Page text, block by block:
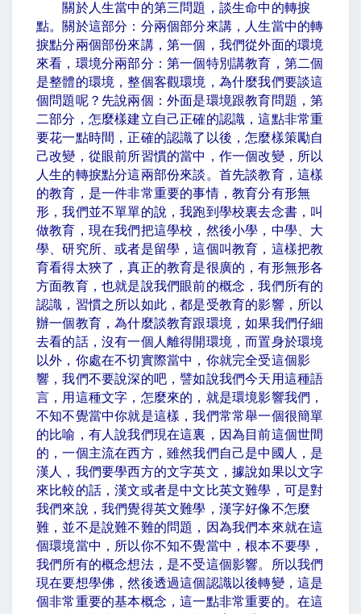
關於人生當中的第三問題，談生命中的轉捩
點。關於這部分：分兩個部分來講，人生當中的轉
捩點分兩個部份來講，第一個，我們從外面的環境
來看，環境分兩部分：第一個特別講教育，第二個
是整體的環境，整個客觀環境，為什麼我們要談這
個問題呢？先說兩個：外面是環境跟教育問題，第
二部分，怎麼樣建立自己正確的認識，這點非常重
要花一點時間，正確的認識了以後，怎麼樣策勵自
己改變，從眼前所習慣的當中，作一個改變，所以
人生的轉捩點分這兩部份來談。首先談教育，這樣
的教育，是一件非常重要的事情，教育分有形無
形，我們並不單單的說，我跑到學校裏去念書，叫
做教育，現在我們把這學校，然後小學，中學、大
學、研究所、或者是留學，這個叫教育，這樣把教
育看得太狹了，真正的教育是很廣的，有形無形各
方面教育，也就是說我們眼前的概念，我們所有的
認識，習慣之所以如此，都是受教育的影響，所以
辦一個教育，為什麼談教育跟環境，如果我們仔細
去看的話，沒有一個人離得開環境，而置身於環境
以外，你處在不切實際當中，你就完全受這個影
響，我們不要說深的吧，譬如說我們今天用這種語
言，用這種文字，怎麼來的，就是環境影響我們，
不知不覺當中你就是這樣，我們常常舉一個很簡單
的比喻，有人說我們現在這裏，因為目前這個世間
的，一個主流在西方，雖然我們自己是中國人，是
漢人，我們要學西方的文字英文，據說如果以文字
來比較的話，漢文或者是中文比英文難學，可是對
我們來說，我們覺得英文難學，漢字好像不怎麼
難，並不是說難不難的問題，因為我們本來就在這
個環境當中，所以你不知不覺當中，根本不要學，
我們所有的概念想法，是不受這個影響。所以我們
現在要想學佛，然後透過這個認識以後轉變，這是
個非常重要的基本概念，這一點非常重要的。在這